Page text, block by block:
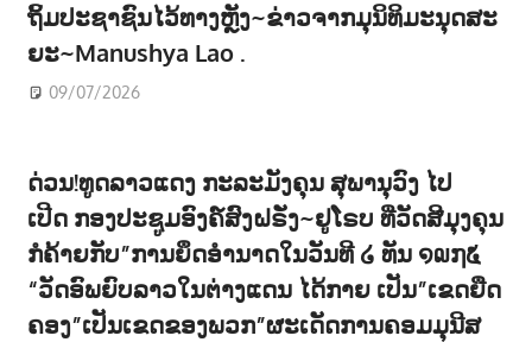
ຖິ້ມປະຊາຊົນໄວ້ທາງຫຼັງ~ຂ່າວຈາກມຸນິທິມະນຸດສະ
ຍະ~Manushya Lao .
09/07/2026
ດ່ວນ!ທູດລາວແດງ ກະລະມັງຄຸນ ສຸພານຸວົງ ໄປ
ເປີດ ກອງປະຊູມອົງຄ໌ສົງຝຣັ່ງ~ຢູໂຣບ ທີ່ວັດສີມຸງຄຸນ
ກໍຄ້າຍກັບ”ການຍຶດອຳນາດໃນວັນທີ ໒ ທັນ ໑໙໗໕
“ວັດອົພຍົບລາວໃນຕ່າງແດນ ໄດ້ກາຍ ເປັນ”ເຂດຍືດ
ຄອງ”ເປັນເຂດຂອງພວກ”ຜະເດັດການຄອມມຸນີສ